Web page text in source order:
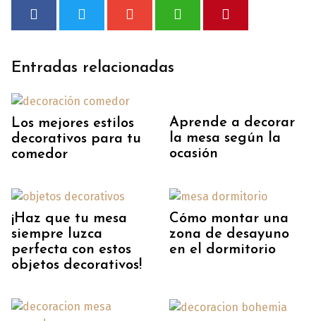
Entradas relacionadas
Los mejores estilos
decorativos para tu
comedor
Aprende a decorar
la mesa según la
ocasión
¡Haz que tu mesa
siempre luzca
perfecta con estos
objetos decorativos!
Cómo montar una
zona de desayuno
en el dormitorio